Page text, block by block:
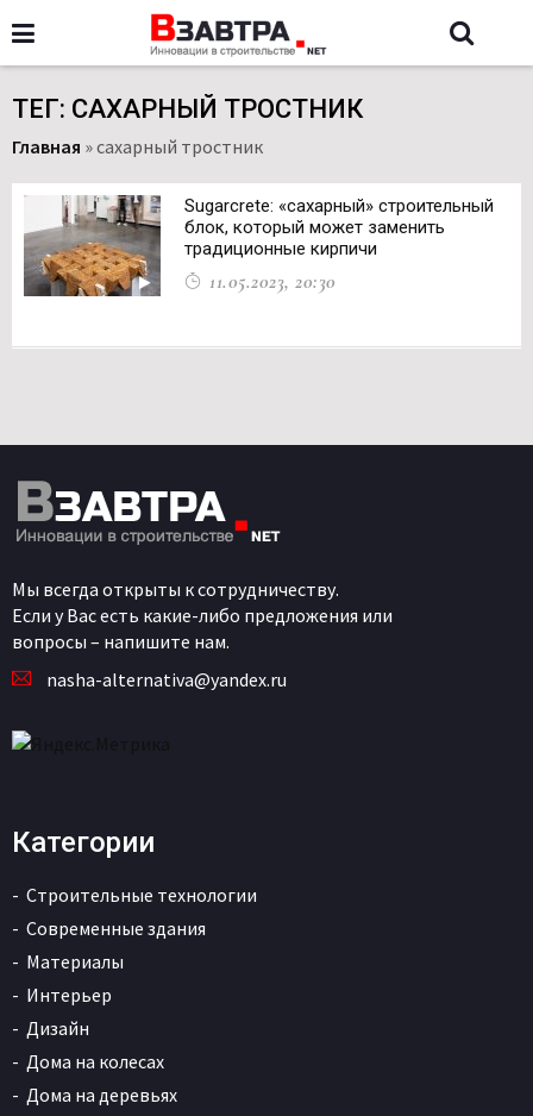
ТЕГ: САХАРНЫЙ ТРОСТНИК
Главная »сахарный тростник
Sugarcrete: «сахарный» строительный
блок, который может заменить
традиционные кирпичи
11.05.2023, 20:30
Мы всегда открыты к сотрудничеству.
Если у Вас есть какие-либо предложения или
вопросы – напишите нам.
nasha-alternativa@yandex.ru
Категории
Строительные технологии
Современные здания
Материалы
Интерьер
Дизайн
Дома на колесах
Дома на деревьях